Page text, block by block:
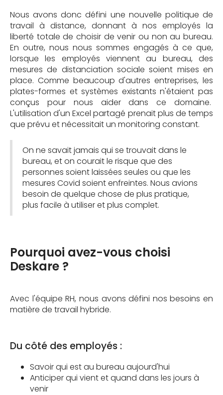
Nous avons donc défini une nouvelle politique de
travail à distance, donnant à nos employés la
liberté totale de choisir de venir ou non au bureau.
En outre, nous nous sommes engagés à ce que,
lorsque les employés viennent au bureau, des
mesures de distanciation sociale soient mises en
place. Comme beaucoup d'autres entreprises, les
plates-formes et systèmes existants n'étaient pas
conçus pour nous aider dans ce domaine.
L'utilisation d'un Excel partagé prenait plus de temps
que prévu et nécessitait un monitoring constant.
On ne savait jamais qui se trouvait dans le
bureau, et on courait le risque que des
personnes soient laissées seules ou que les
mesures Covid soient enfreintes. Nous avions
besoin de quelque chose de plus pratique,
plus facile à utiliser et plus complet.
Pourquoi avez-vous choisi
Deskare ?
Avec l'équipe RH, nous avons défini nos besoins en
matière de travail hybride.
Du côté des employés :
Savoir qui est au bureau aujourd'hui
Anticiper qui vient et quand dans les jours à
venir